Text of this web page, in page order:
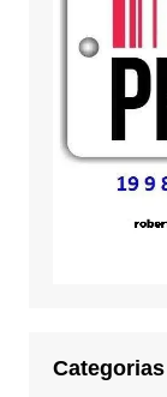
Categorias